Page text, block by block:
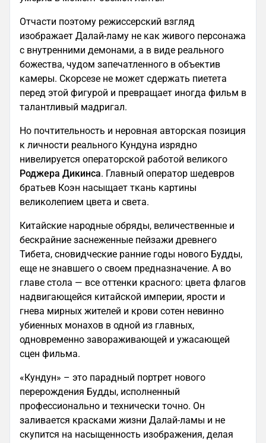
Отчасти поэтому режиссерский взгляд
изображает Далай-ламу не как живого персонажа
с внутренними демонами, а в виде реального
божества, чудом запечатленного в объектив
камеры. Скорсезе не может сдержать пиетета
перед этой фигурой и превращает иногда фильм в
талантливый мадригал.
Но почтительность и неровная авторская позиция
к личности реального Кундуна изрядно
нивелируется операторской работой великого
Роджера Дикинса. Главный оператор шедевров
братьев Коэн насыщает ткань картины
великолепием цвета и света.
Китайские народные обряды, величественные и
бескрайние заснеженные пейзажи древнего
Тибета, сновидческие ранние годы нового Будды,
еще не знавшего о своем предназначение. А во
главе стола — все оттенки красного: цвета флагов
надвигающейся китайской империи, ярости и
гнева мирных жителей и крови сотен невинно
убиенных монахов в одной из главных,
одновременно завораживающей и ужасающей
сцен фильма.
«Кундун» – это парадный портрет нового
перерождения Будды, исполненный
профессионально и технически точно. Он
заливается красками жизни Далай-ламы и не
скупится на насыщенность изображения, делая